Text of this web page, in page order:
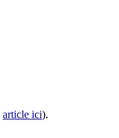
article ici).